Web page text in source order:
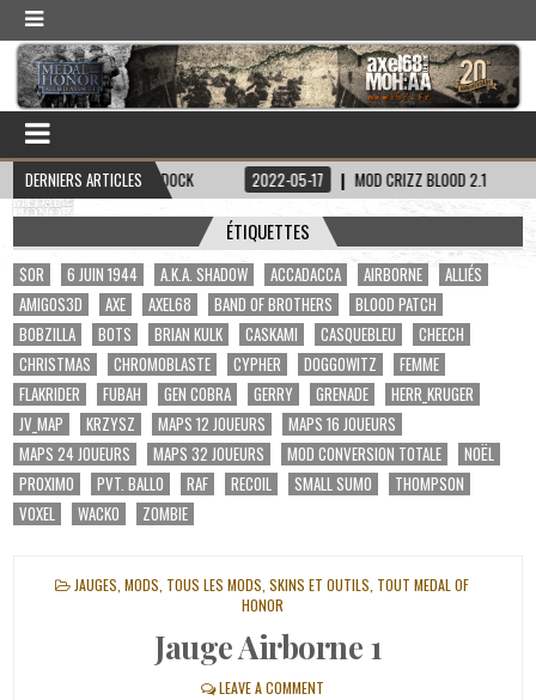
DERNIERS ARTICLES
CAPITAINE HADDOCK 2022-05-17 MOD CRIZZ BLOOD 2.1 2022-
ÉTIQUETTES
$OR 6 JUIN 1944 A.K.A. SHADOW ACCADACCA AIRBORNE
ALLIÉS
AMIGOS3D
AXE AXEL68 BAND OF BROTHERS
BLOOD PATCH
BOBZILLA
BOTS BRIAN KULK CASKAMI CASQUEBLEU
CHEECH
CHRISTMAS
CHROMOBLASTE CYPHER DOGGOWITZ
FEMME
FLAKRIDER
FUBAH GEN COBRA GERRY GRENADE
HERR_KRUGER
JV_MAP
KRZYSZ MAPS 12 JOUEURS
MAPS 16 JOUEURS
MAPS 24 JOUEURS
MAPS 32 JOUEURS MOD CONVERSION TOTALE
NOËL
PROXIMO
PVT. BALLO RAF RECOIL SMALL SUMO
THOMPSON
VOXEL
WACKO ZOMBIE
POSTED
JAUGES MODS TOUS LES MODS, SKINS ET OUTILS TOUT MEDAL OF
HONOR
Jauge Airborne 1
LEAVE A COMMENT